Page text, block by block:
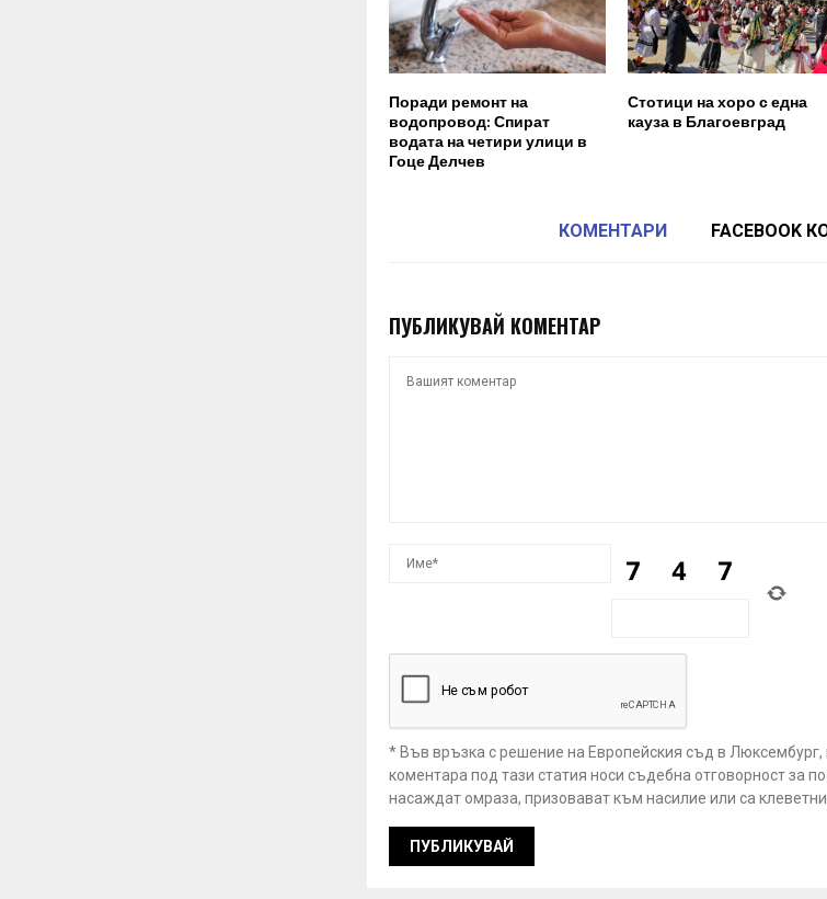
Поради ремонт на
водопровод: Спират
водата на четири улици в
Гоце Делчев
Стотици на хоро с една
кауза в Благоевград
КОМЕНТАРИ FACEBOOK
ПУБЛИКУВАЙ КОМЕНТАР
* Във връзка с решение на Европейския съд в
коментара под тази статия носи съдебна отговорност за
насаждат омраза, призовават към насилие или са